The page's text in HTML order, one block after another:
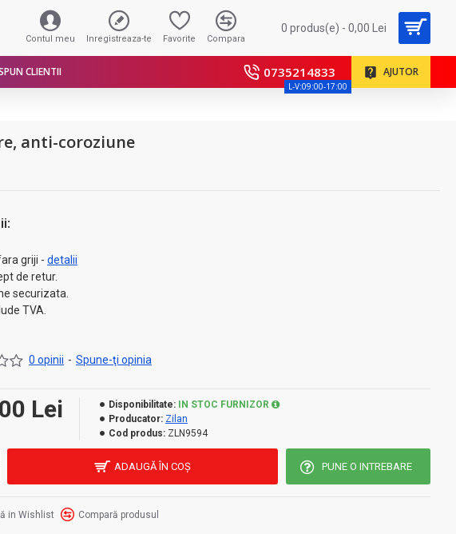
Contul meu Inregistreaza-te Favorite Compara
0 produs(e) - 0,00 Lei
CLIENTII 0735214833
L-V:09:00-17:00
AJUTOR
anti-coroziune
griji - detalii
de retur.
securizata.
TVA.
0 opinii - Spune-ţi opinia
Lei Disponibilitate:
IN STOC FURNIZOR
Producator: Zilan
Cod produs: ZLN9594
ADAUGĂ ÎN COŞ PUNE O INTREBARE
in Wishlist Compară produsul